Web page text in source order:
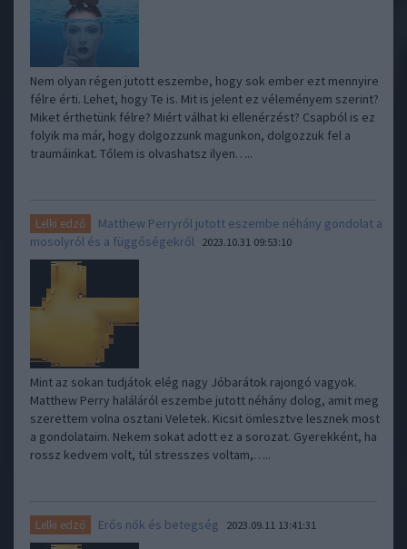
Nem olyan régen jutott eszembe, hogy sok ember ezt mennyire
félre érti. Lehet, hogy Te is. Mit is jelent ez véleményem szerint?
Miket érthetünk félre? Miért válhat ki ellenérzést? Csapból is ez
folyik ma már, hogy dolgozzunk magunkon, dolgozzuk fel a
traumáinkat. Tőlem is olvashatsz ilyen…..
Lelki edző
Matthew Perryről jutott eszembe néhány gondolat a
mosolyról és a függőségekről 2023.10.31 09:53:10
Mint az sokan tudjátok elég nagy Jóbarátok rajongó vagyok.
Matthew Perry haláláról eszembe jutott néhány dolog, amit meg
szerettem volna osztani Veletek. Kicsit ömlesztve lesznek most
a gondolataim. Nekem sokat adott ez a sorozat. Gyerekként, ha
rossz kedvem volt, túl stresszes voltam,…..
Lelki edző Erős nők és betegség 2023.09.11 13:41:31